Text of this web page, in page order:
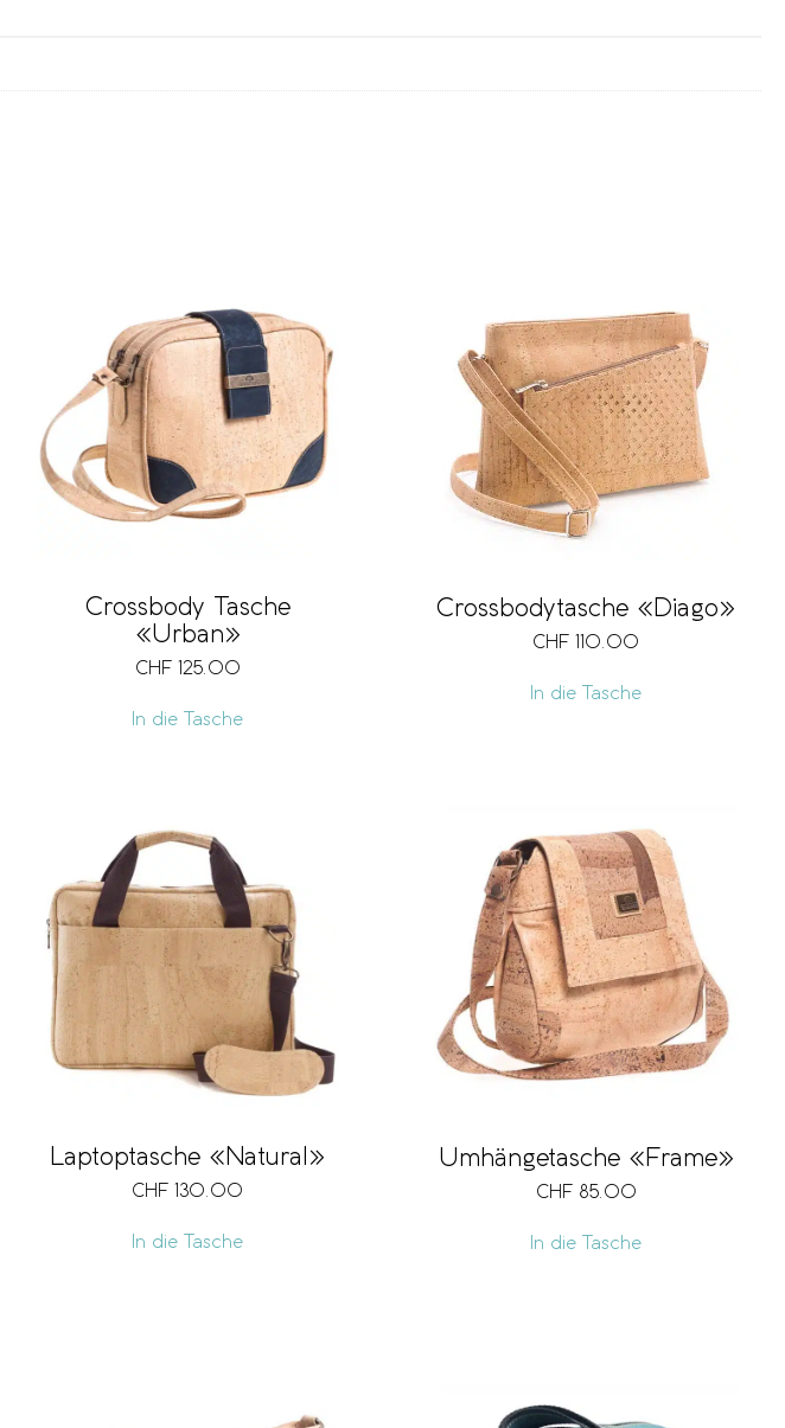
Crossbody Tasche
«Urban»
CHF 125.00
In die Tasche
Crossbodytasche «Diago»
CHF 110.00
In die Tasche
Laptoptasche «Natural»
CHF 130.00
In die Tasche
Umhängetasche «Frame»
CHF 85.00
In die Tasche